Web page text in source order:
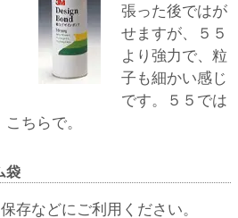
張った後ではが
せますが、５５
より強力で、粒
子も細かい感じ
です。５５では
ちらで。
袋
存などにご利用ください。